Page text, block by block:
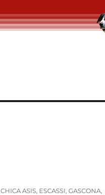
CHICA ASIS, ESCASSI, GASCONA,